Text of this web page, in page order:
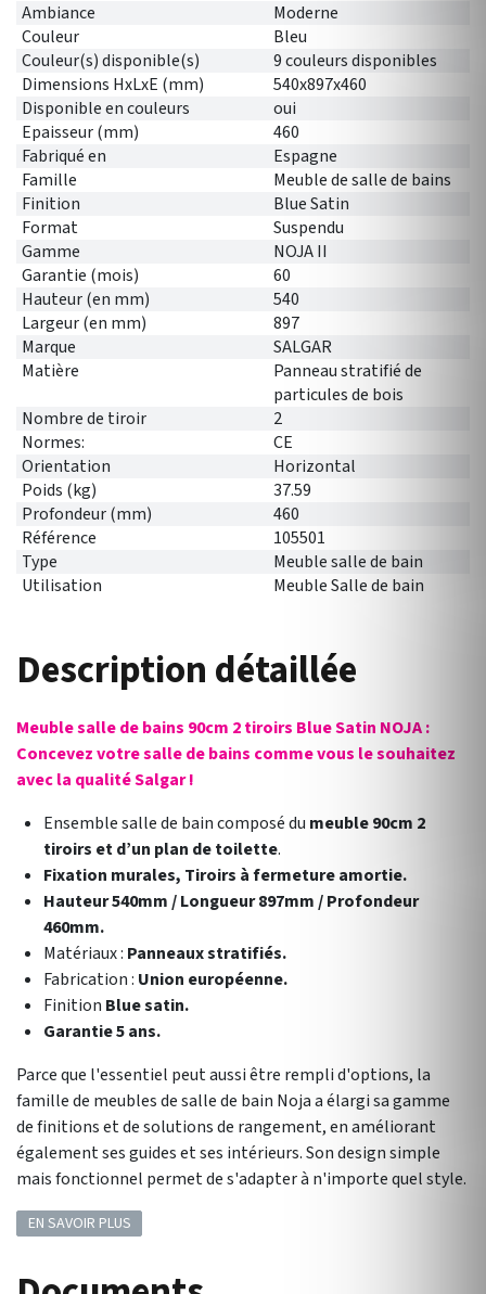
Ambiance
Moderne
Couleur
Bleu
Couleur(s) disponible(s)
9 couleurs disponibles
Dimensions HxLxE (mm)
540x897x460
Disponible en couleurs
oui
Epaisseur (mm)
460
Fabriqué en
Espagne
Famille
Meuble de salle de bains
Finition
Blue Satin
Format
Suspendu
Gamme
NOJA II
Garantie (mois)
60
Hauteur (en mm)
540
Largeur (en mm)
897
Marque
SALGAR
Matière
Panneau stratifié de
particules de bois
Nombre de tiroir
2
Normes:
CE
Orientation
Horizontal
Poids (kg)
37.59
Profondeur (mm)
460
Référence
105501
Type
Meuble salle de bain
Utilisation
Meuble Salle de bain
Description détaillée
Meuble salle de bains 90cm 2 tiroirs Blue Satin NOJA :
Concevez votre salle de bains comme vous le souhaitez
avec la qualité Salgar !
Ensemble salle de bain composé du meuble 90cm 2
tiroirs et d’un plan de toilette.
Fixation murales, Tiroirs à fermeture amortie.
Hauteur 540mm / Longueur 897mm / Profondeur
460mm.
Matériaux : Panneaux stratifiés.
Fabrication : Union européenne.
Finition Blue satin.
Garantie 5 ans.
Parce que l'essentiel peut aussi être rempli d'options, la
famille de meubles de salle de bain Noja a élargi sa gamme
de finitions et de solutions de rangement, en améliorant
également ses guides et ses intérieurs. Son design simple
mais fonctionnel permet de s'adapter à n'importe quel style.
EN SAVOIR PLUS